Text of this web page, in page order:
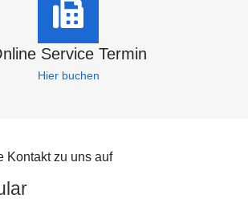
Service Termin
Hier buchen
Kontakt zu uns auf